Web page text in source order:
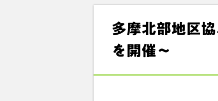
多摩北部地区
を開催～